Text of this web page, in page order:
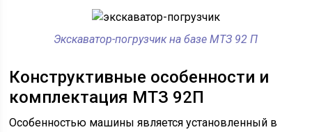
Экскаватор-погрузчик на базе МТЗ 92 П
Конструктивные особенности и
комплектация МТЗ 92П
Особенностью машины является установленный в